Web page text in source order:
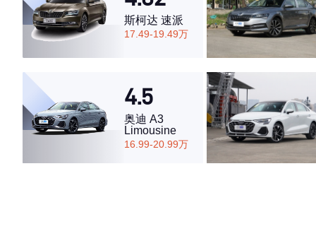
斯柯达 速派
17.49-19.49万
4.5
奥迪 A3
Limousine
16.99-20.99万